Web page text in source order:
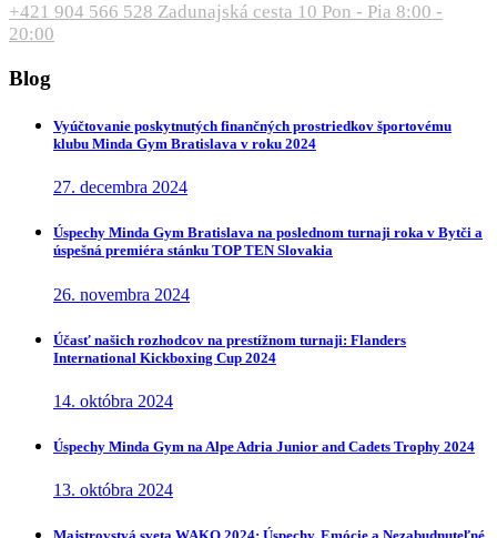
+421 904 566 528 Zadunajská cesta 10 Pon - Pia 8:00 -
20:00
Blog
Vyúčtovanie poskytnutých finančných prostriedkov športovému
klubu Minda Gym Bratislava v roku 2024
27. decembra 2024
Úspechy Minda Gym Bratislava na poslednom turnaji roka v Bytči a
úspešná premiéra stánku TOP TEN Slovakia
26. novembra 2024
Účasť našich rozhodcov na prestížnom turnaji: Flanders
International Kickboxing Cup 2024
14. októbra 2024
Úspechy Minda Gym na Alpe Adria Junior and Cadets Trophy 2024
13. októbra 2024